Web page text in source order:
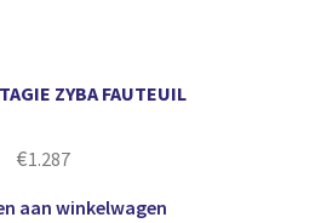
ZYBA FAUTEUIL
€1.287
aan winkelwagen